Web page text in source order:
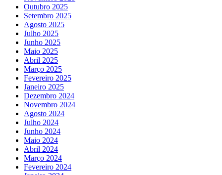
Outubro 2025
Setembro 2025
Agosto 2025
Julho 2025
Junho 2025
Maio 2025
Abril 2025
Março 2025
Fevereiro 2025
Janeiro 2025
Dezembro 2024
Novembro 2024
Agosto 2024
Julho 2024
Junho 2024
Maio 2024
Abril 2024
Março 2024
Fevereiro 2024